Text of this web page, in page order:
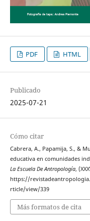
PDF HTML
Publicado
2025-07-21
Cómo citar
Cabrera, A., Papamija, S., &
educativa en comunidades
La Escuela De Antropología,
https://
rticle/view/339
Más formatos de cita